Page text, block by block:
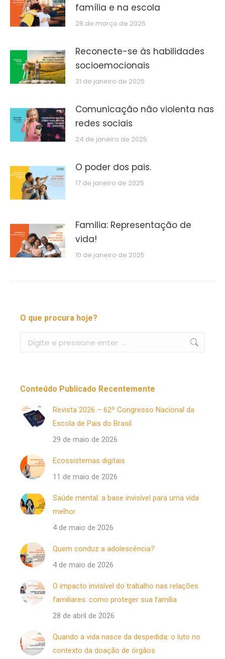
família e na escola
28 de março de 2025
Reconecte-se às habilidades
socioemocionais
31 de janeiro de 2025
Comunicação não violenta nas
redes sociais
24 de janeiro de 2025
O poder dos pais.
17 de janeiro de 2025
Familia: Representação de
vida!
10 de janeiro de 2025
O que procura hoje?
Buscar
Conteúdo Publicado Recentemente
Revista 2026 – 62º Congresso Nacional da
Escola de Pais do Brasil
29 de maio de 2026
Ecossistemas digitais
11 de maio de 2026
Saúde mental: a base invisível para uma vida
melhor
4 de maio de 2026
Quem conduz a adolescência?
4 de maio de 2026
O impacto invisível do trabalho nas relações
familiares: como proteger sua família
28 de abril de 2026
Quando a vida nasce da despedida: o luto no
contexto da doação de órgãos